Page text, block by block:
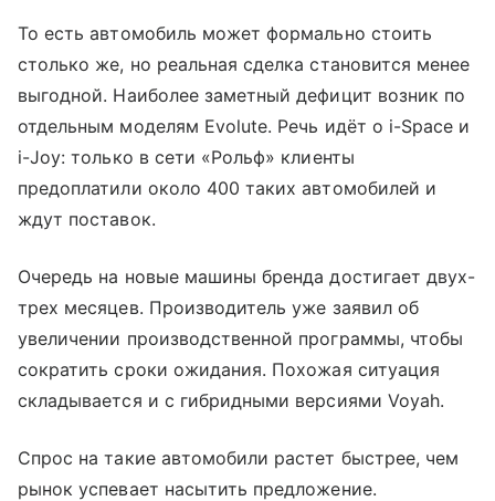
То есть автомобиль может формально стоить
столько же, но реальная сделка становится менее
выгодной. Наиболее заметный дефицит возник по
отдельным моделям Evolute. Речь идёт о i-Space и
i-Joy: только в сети «Рольф» клиенты
предоплатили около 400 таких автомобилей и
ждут поставок.
Очередь на новые машины бренда достигает двух-
трех месяцев. Производитель уже заявил об
увеличении производственной программы, чтобы
сократить сроки ожидания. Похожая ситуация
складывается и с гибридными версиями Voyah.
Спрос на такие автомобили растет быстрее, чем
рынок успевает насытить предложение.